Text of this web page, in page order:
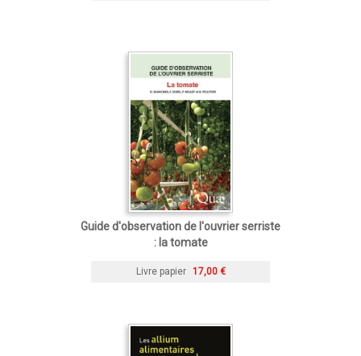
Guide d'observation de l'ouvrier serriste
: la tomate
Livre papier 17,00 €